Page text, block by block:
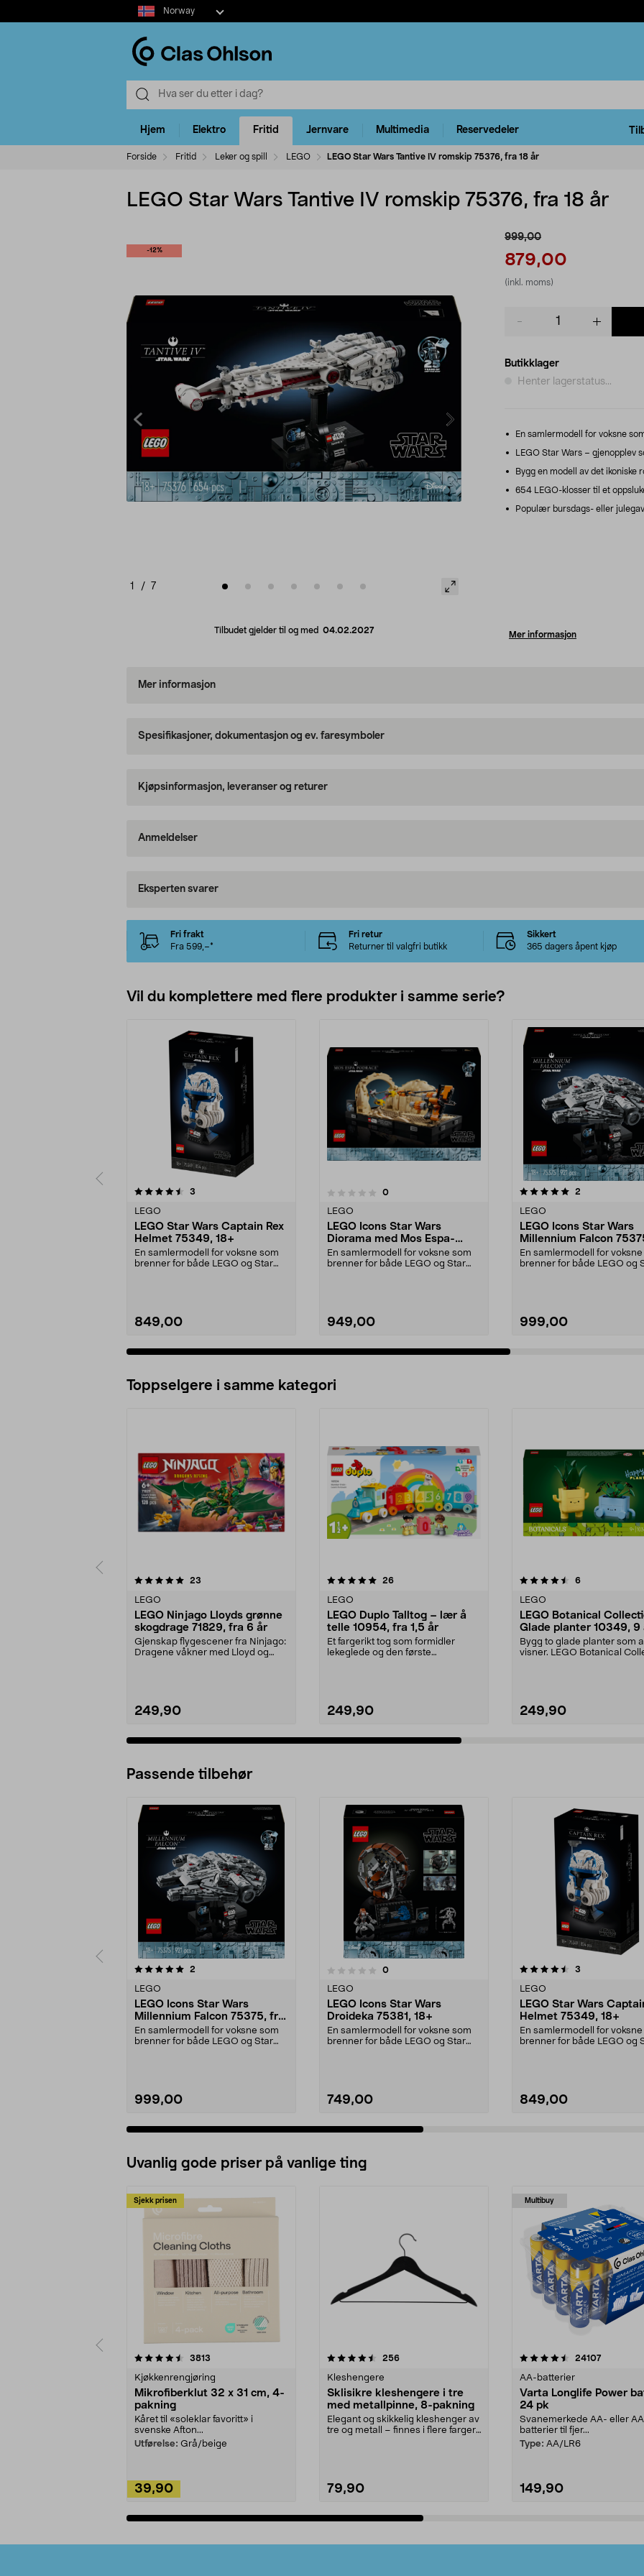
Select
market
Norway
Hjem Elektro Fritid Jernvare Multimedia Reservedeler
Forside Fritid Leker og spill LEGO LEGO Star Wars Tantive IV romskip 75376, fra 18 år
LEGO Star Wars Tantive IV romskip 75376, fra 18 år
-12%
1 / 7
Tilbudet gjelder til og med 04.02.2027
999,00
879,00
(inkl. moms)
Butikklager
Henter lagerstatus...
En samlermodell for voksne
LEGO Star Wars – gjenopplev
Bygg en modell av det ikoniske
654 LEGO-klosser til et
Populær bursdags- eller
Mer informasjon
Mer informasjon
Spesifikasjoner, dokumentasjon og ev. faresymboler
Kjøpsinformasjon, leveranser og returer
Anmeldelser
Eksperten svarer
Fri frakt
Fra 599,–*
Fri retur
Returner til valgfri butikk
Sikkert
365 dagers åpent kjøp
Vil du komplettere med flere produkter i samme serie?
3
LEGO
LEGO Star Wars Captain Rex
Helmet 75349, 18+
En samlermodell for voksne som
brenner for både LEGO og Star
849,00
0.0 av 5 stjerner 0anmeldelser
LEGO
LEGO Icons Star Wars
Diorama med Mos Espa-
podrace 75380, fra 18 år
En samlermodell for voksne som
brenner for både LEGO og Star
949,00
5.0av 5 stjerner 2
LEGO
LEGO Icons Star Wars
Millennium Falcon
18 år
En samlermodell for voksne
brenner for både LEGO og
999,00
0.0 av 5 stjerner
Toppselgere i samme kategori
23
LEGO
LEGO Ninjago Lloyds grønne
skogdrage 71829, fra 6 år
Gjenskap flygescener fra Ninjago:
Dragene våkner med Lloyd og
249,90
5.0 av 5 stjerner 26anmeldelser
LEGO
LEGO Duplo Talltog – lær å
telle 10954, fra 1,5 år
Et fargerikt tog som formidler
lekeglede og den første
249,90
4.5 av 5 stjerner 6anmeldelser
LEGO
LEGO Botanical
Glade planter 10349, 9
Bygg to glade planter som
visner. LEGO Botanical
249,90
4.5 av 5 stjerner
Passende tilbehør
2
LEGO
LEGO Icons Star Wars
Millennium Falcon 75375, fra
18 år
En samlermodell for voksne som
brenner for både LEGO og Star
999,00
0.0 av 5 stjerner 0anmeldelser
LEGO
LEGO Icons Star Wars
Droideka 75381, 18+
En samlermodell for voksne som
brenner for både LEGO og Star
749,00
4.5av 5 stjerner 3
LEGO
LEGO Star Wars
Helmet 75349, 18+
En samlermodell for voksne
brenner for både LEGO og
849,00
5.0av 5 stjerner
Uvanlig gode priser på vanlige ting
Sjekk prisen
3813
Kjøkkenrengjøring
Mikrofiberklut 32 x 31 cm, 4-
pakning
Kåret til «soleklar favoritt» i
svenske Afton...
Utførelse: Grå/beige
39,90
4.5av 5 stjerner 256anmeldelser
Kleshengere
Sklisikre kleshengere i tre
med metallpinne, 8-pakning
Elegant og skikkelig kleshenger av
tre og metall – finnes i flere farger.
79,90
Multibuy
4.5av 5 stjerner 24107
AA-batterier
Varta Longlife Power
24 pk
Svanemerkede AA- eller
batterier til fjer...
Type: AA/LR6
149,90
4.5av 5 stjerner